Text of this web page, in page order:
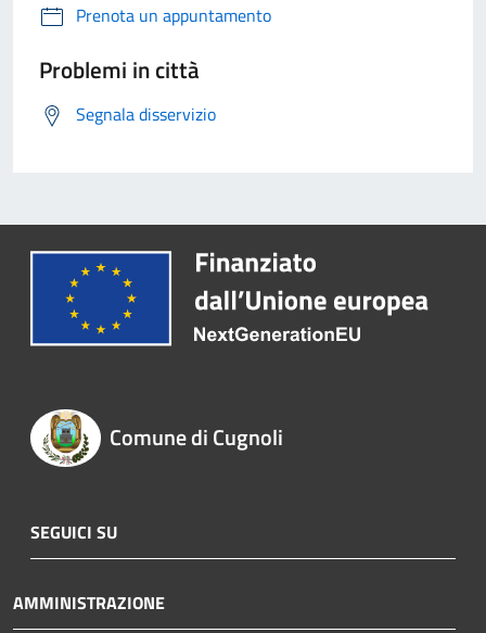
Prenota un appuntamento
Problemi in città
Segnala disservizio
Comune di Cugnoli
SEGUICI SU
AMMINISTRAZIONE